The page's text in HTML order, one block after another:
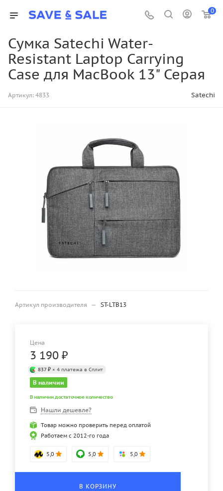
0
Сумка Satechi Water-
Resistant Laptop Carrying
Case для MacBook 13" Серая
Артикул: 4833 Satechi
Артикул производителя — ST-LTB13
Цена
3 190 ₽
837 ₽ × 4 платежа в Сплит
В наличии
В наличии достаточное количество
Нашли дешевле?
Товар можно проверить перед оплатой
Работаем с 2012-го года
5,0 5,0 5,0
В КОРЗИНУ